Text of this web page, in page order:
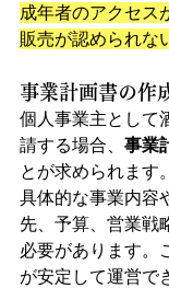
成年者のアクセス
販売が認められな
事業計画書の作
個人事業主として
請する場合、 事業
とが求められます
具体的な事業内容
先、予算、営業戦
必要があります。
が安定して運営で